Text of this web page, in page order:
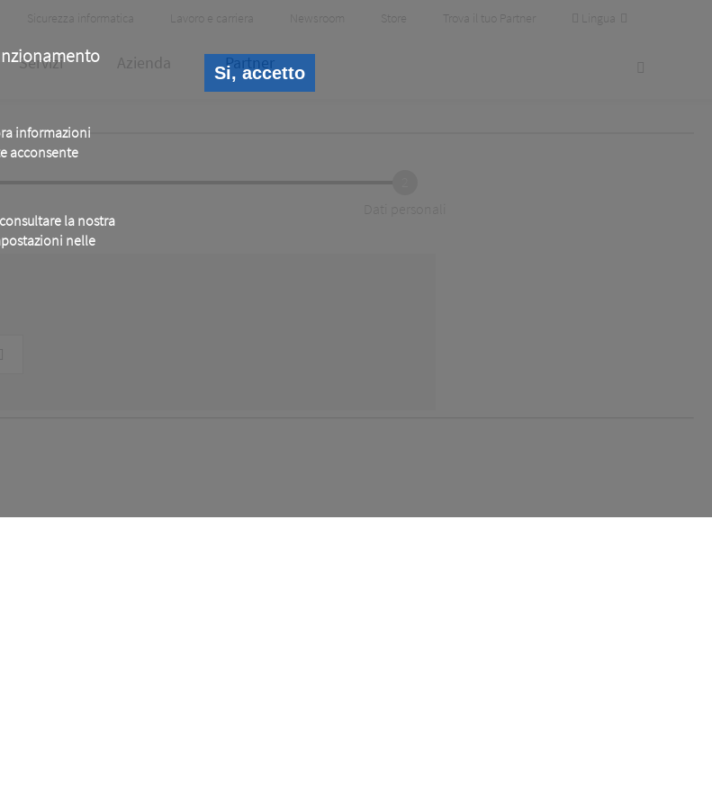
informazioni
acconsente
la nostra
nelle
Si, accetto
Header
Meta
Sicurezza informatica Lavoro e carriera Newsroom Store Trova il tuo Partner Lingua
Servizi Azienda Partner